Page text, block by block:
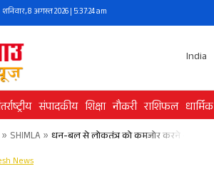
शनिवार, 8 अगस्त 2026 | 5:37:25 am
India
संपादकीय शिक्षा नौकरी राशिफल धार्मिक
» SHIMLA » धन-बल से लोकतंत्र को कमजोर करने वालों को
News